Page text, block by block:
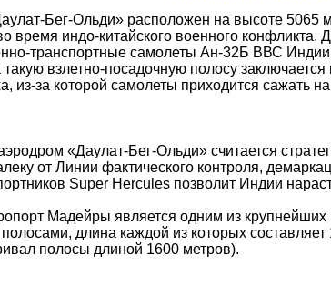
Бег-Ольди» расположен на высоте
время индо-китайского военного
транспортные самолеты Ан-32Б ВВС
взлетно-посадочную полосу заключается
из-за которой самолеты приходится сажать
«Даулат-Бег-Ольди» считается
от Линии фактического контроля,
Super Hercules позволит Индии
Мадейры является одним из крупнейших
длина каждой из которых
полосы длиной 1600 метров).